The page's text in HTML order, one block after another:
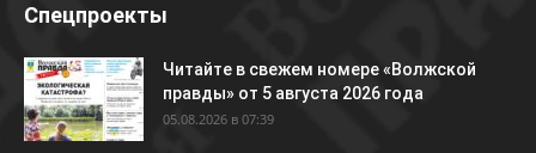
Спецпроекты
Читайте в свежем номере «Волжской
правды» от 5 августа 2026 года
05.08.2026 в 07:39